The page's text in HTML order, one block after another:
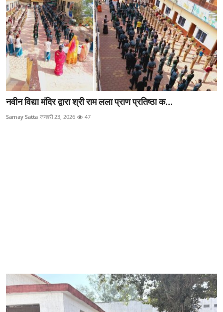
नवीन विद्या मंदिर द्वारा श्री राम लला प्राण प्रतिष्ठा क...
Samay Satta जनवरी 23, 2026 47